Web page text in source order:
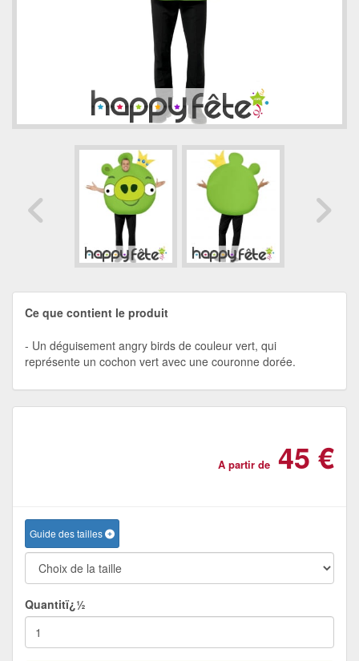
Ce que contient le produit
Un déguisement angry birds de couleur vert, qui
représente un cochon vert avec une couronne dorée.
A partir de 45 €
Guide des tailles
Quantitï¿½